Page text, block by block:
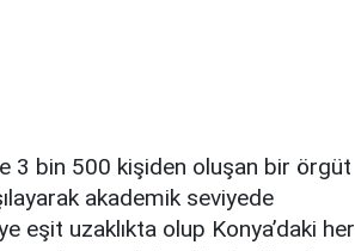
3 bin 500 kişiden oluşan bir örgüt
akademik seviyede
uzaklıkta olup Konya’daki her